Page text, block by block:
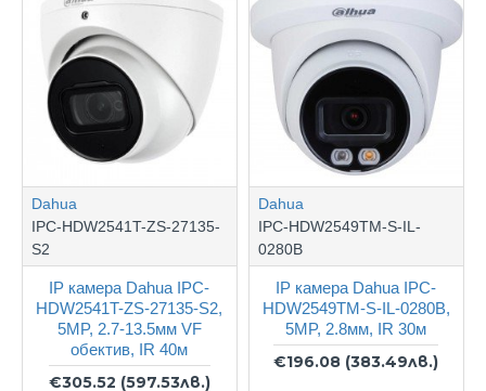
Dahua
IPC-HDW2541T-ZS-27135-
S2
IP камера Dahua IPC-
HDW2541T-ZS-27135-S2,
5MP, 2.7-13.5мм VF
обектив, IR 40м
€305.52 (597.53лв.)
Dahua
IPC-HDW2549TM-S-IL-
0280B
IP камера Dahua IPC-
HDW2549TM-S-IL-0280B,
5MP, 2.8мм, IR 30м
€196.08 (383.49лв.)